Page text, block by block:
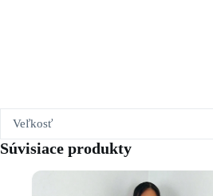
Veľkosť
Súvisiace produkty